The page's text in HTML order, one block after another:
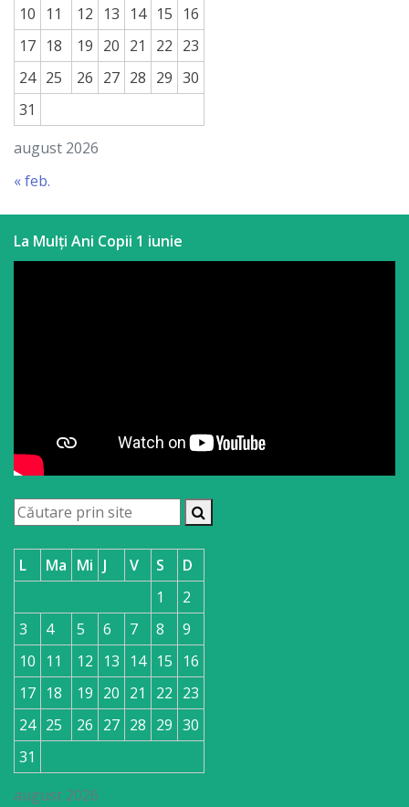
a
paginii
web
Contacte
august 2026
10
11 12 13 14 15
16
17 18 19 20 21 22 23
24 25 26 27 28 29 30
31
« feb.
La Mulți Ani Copii 1 iunie
august 2026
L Ma Mi J V S
D
1
2
3
4 5 6 7 8
9
10
11 12 13 14 15
16
17 18 19 20 21 22 23
24 25 26 27 28 29 30
31